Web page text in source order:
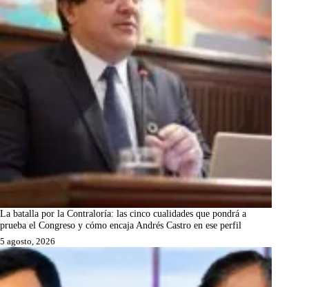
La batalla por la Contraloría: las cinco cualidades que pondrá a
prueba el Congreso y cómo encaja Andrés Castro en ese perfil
5 agosto, 2026